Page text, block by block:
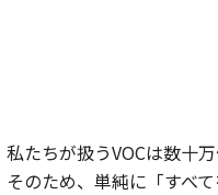
たちが扱うVOCは数
のため、単純に「すべ